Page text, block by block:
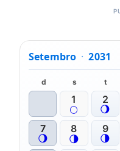
Setembro · 2031
d s t
1
🌕
2
🌖
7
🌖
8
🌗
9
🌗